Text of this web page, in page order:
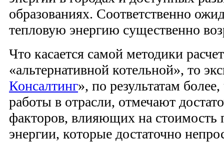
образованиях. Соответственно
тепловую энергию существенно
Что касается самой методики
«альтернативной котельной», то
Консалтинг», по результатам
работы в отрасли, отмечают
факторов, влияющих на стоимость
энергии, которые достаточно